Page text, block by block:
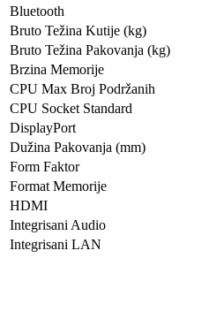
Bluetooth
Bruto Težina Kutije (kg)
Bruto Težina Pakovanja (kg)
Brzina Memorije
CPU Max Broj Podržanih
CPU Socket Standard
DisplayPort
Dužina Pakovanja (mm)
Form Faktor
Format Memorije
HDMI
Integrisani Audio
Integrisani LAN